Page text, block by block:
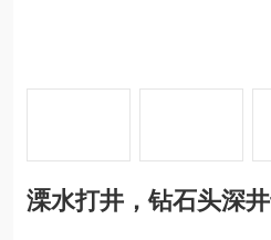
溧水打井，钻石头深